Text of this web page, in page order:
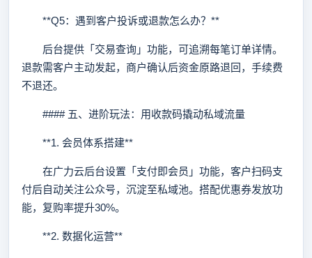
**Q5：遇到客户投诉或退款怎么办？**
后台提供「交易查询」功能，可追溯每笔订单详情。
退款需客户主动发起，商户确认后资金原路退回，手续费
不退还。
#### 五、进阶玩法：用收款码撬动私域流量
**1. 会员体系搭建**
在广力云后台设置「支付即会员」功能，客户扫码支
付后自动关注公众号，沉淀至私域池。搭配优惠券发放功
能，复购率提升30%。
**2. 数据化运营**